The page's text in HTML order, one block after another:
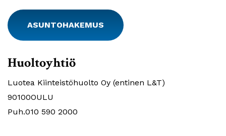
ASUNTOHAKEMUS
Huoltoyhtiö
Luotea Kiinteistöhuolto Oy (entinen L&T)
90100OULU
Puh.010 590 2000